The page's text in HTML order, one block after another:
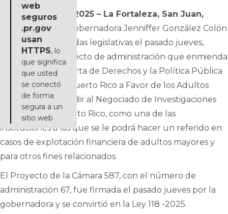
web
seguros
.pr.gov
usan
HTTPS, lo
que significa
que usted
se conectó
de forma
segura a un
sitio web
6 de octubre de 2025 – La Fortaleza, San Juan,
Puerto Rico-
La gobernadora Jenniffer González Colón
firmó cuatro medidas legislativas el pasado jueves,
entre ellas el proyecto de administración que enmienda
la Ley 121-2019, “Carta de Derechos y la Política Pública
del Gobierno de Puerto Rico a Favor de los Adultos
Mayores” para añadir al Negociado de Investigaciones
Especiales de Puerto Rico, como una de las
instituciones a las que se le podrá hacer un referido en
casos de explotación financiera de adultos mayores y
para otros fines relacionados.
El Proyecto de la Cámara 587, con el número de
administración 67, fue firmada el pasado jueves por la
gobernadora y se convirtió en la Ley 118 -2025.